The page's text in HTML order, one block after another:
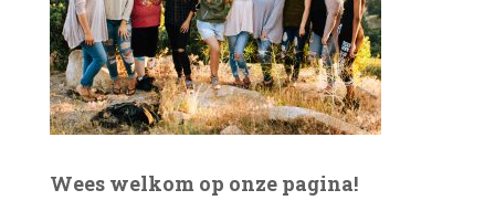
r
:
Wees welkom op onze pagina!